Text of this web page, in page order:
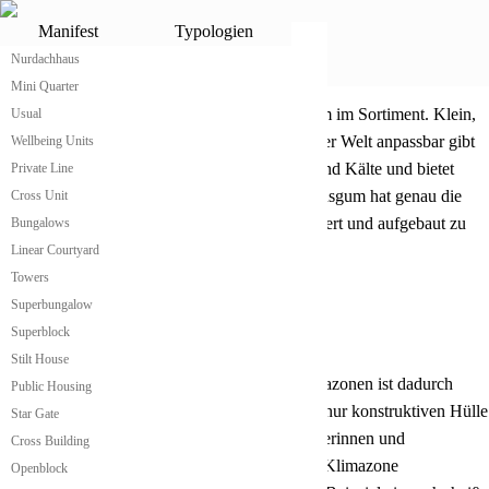
Manifest Typologien
Nurdachhaus
Mini Quarter
Usual
Wellbeing Units
Private Line
Cross Unit
Bungalows
Linear Courtyard
Towers
Superbungalow
Superblock
Stilt House
Public Housing
Star Gate
Cross Building
Openblock
Musgum
Kleines praktisches Musgum
atme hat das wahrscheinlich günstigste Musgum im Sortiment. Klein,
modular erweiterbar und für alle Klimazonen der Welt anpassbar gibt
es seinen Bewohnerinnen Schutz vor Wärme und Kälte und bietet
allen notwendigen Wohnkomfort. Das atme Musgum hat genau die
richtige Größe, um leicht und einfach transportiert und aufgebaut zu
werden.
Musgum passt sich an Klimazonen an
Die Anpassung des atme Musgum an alle Klimazonen ist dadurch
geben, dass das Gebäude in einer ursprünglich nur konstruktiven Hülle
produziert wird. Danach kann es von den Nutzerinnen und
Bewohnerinnen je nach Anforderungen an die Klimazone